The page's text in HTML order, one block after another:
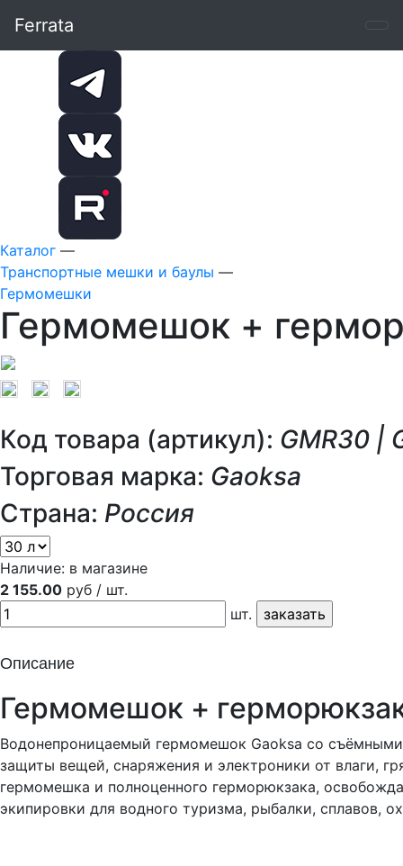
Ferrata
Каталог —
Транспортные мешки и баулы —
Гермомешки
Гермомешок +
Код товара (артикул): GMR30 |
Торговая марка: Gaoksa
Страна: Россия
Наличие: в магазине
2 155.00 руб / шт.
шт.
Описание
Гермомешок +
Водонепроницаемый гермомешок Gaoksa со
защиты вещей, снаряжения и электроники от влаги,
гермомешка и полноценного герморюкзака,
экипировки для водного туризма, рыбалки, сплавов,